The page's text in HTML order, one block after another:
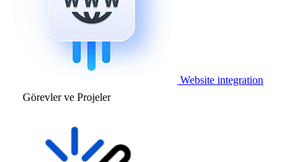
Website integration
Görevler ve Projeler